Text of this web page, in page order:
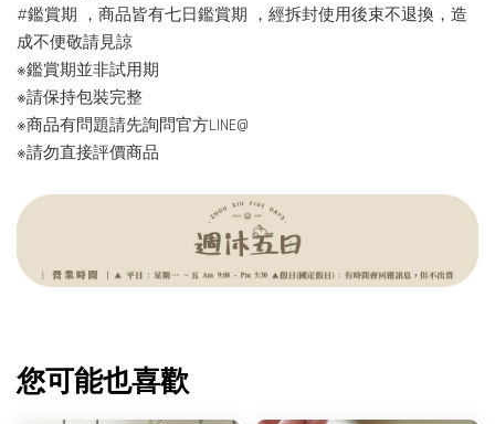
#鑑賞期 ，商品皆有七日鑑賞期 ，經拆封使用後束不退換，造
成不便敬請見諒
※鑑賞期並非試用期
※請保持包裝完整
※商品有問題請先詢問官方LINE@
※請勿直接評價商品
您可能也喜歡